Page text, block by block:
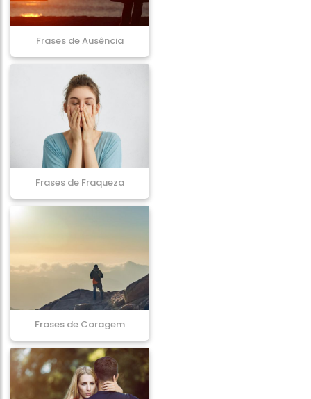
Frases de Ausência
Frases de Fraqueza
Frases de Coragem